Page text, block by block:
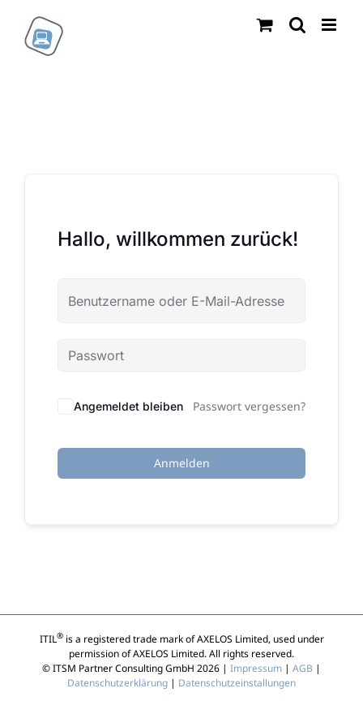
Inhalt
springen
Hallo, willkommen zurück!
Angemeldet bleiben Passwort vergessen?
Anmelden
ITIL®is a registered trade mark of AXELOS Limited, used under
permission of AXELOS Limited. All rights reserved.
© ITSM Partner Consulting GmbH 2026 | Impressum | AGB |
Datenschutzerklärung | Datenschutzeinstallungen